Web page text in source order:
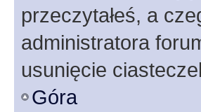
przeczytałeś, a
administratora
usunięcie
Góra